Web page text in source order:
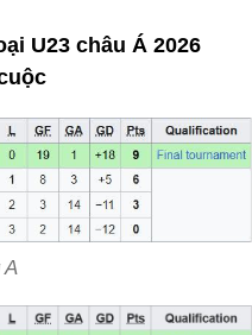
U23 châu Á 2026
A